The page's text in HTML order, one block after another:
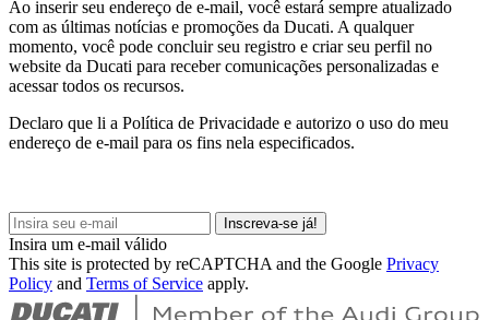
Ao inserir seu endereço de e-mail, você estará sempre atualizado
com as últimas notícias e promoções da Ducati. A qualquer
momento, você pode concluir seu registro e criar seu perfil no
website da Ducati para receber comunicações personalizadas e
acessar todos os recursos.
Declaro que li a Política de Privacidade e autorizo o uso do meu
endereço de e-mail para os fins nela especificados.
Inscreva-se já!
Insira um e-mail válido
This site is protected by reCAPTCHA and the Google Privacy
Policy and Terms of Service apply.